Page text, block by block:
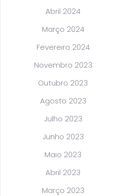
Abril 2024
Março 2024
Fevereiro 2024
Novembro 2023
Outubro 2023
Agosto 2023
Julho 2023
Junho 2023
Maio 2023
Abril 2023
Março 2023